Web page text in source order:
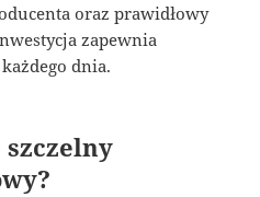
oraz prawidłowy
zapewnia
dnia.